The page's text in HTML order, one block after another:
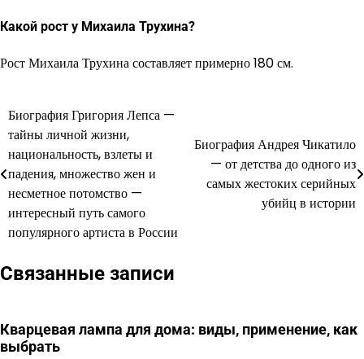
Какой рост у Михаила Трухина?
Рост Михаила Трухина составляет примерно 180 см.
Навигация
по
записям
Биография Григория Лепса —
тайны личной жизни,
национальность, взлеты и
падения, множество жен и
несметное потомство —
интересный путь самого
популярного артиста в России
Биография Андрея Чикатило
— от детства до одного из
самых жестоких серийных
убийц в истории
Связанные записи
Кварцевая лампа для дома: виды, применение, как
выбрать